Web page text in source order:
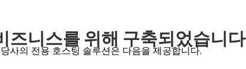
즈니스를 위해 구축되었습니다
사의 전용 호스팅 솔루션은 다음을 제공합니다.